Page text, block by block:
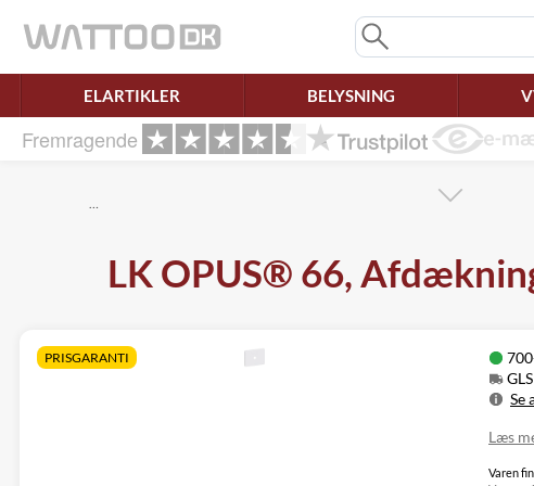
ELARTIKLER BELYSNING
Fremragende
…
LK OPUS® 66,
PRISGARANTI
Se
GLS
Læs
Varen
Ret samtykke!